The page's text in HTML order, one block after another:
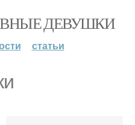
ДЕВУШКИ
статьи